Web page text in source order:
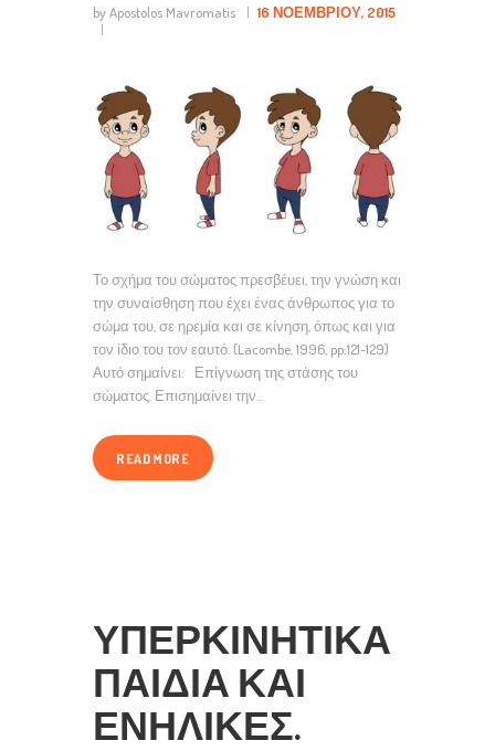
by Apostolos Mavromatis 16 ΝΟΕΜΒΡΊΟΥ, 2015
Το σχήμα του σώματος πρεσβέυει, την γνώση και
την συναίσθηση που έχει ένας άνθρωπος για το
σώμα του, σε ηρεμία και σε κίνηση, όπως και για
τον ίδιο του τον εαυτό. (Lacombe, 1996, pp:121-129)
Αυτό σημαίνει: Επίγνωση της στάσης του
σώματος. Επισημαίνει την…
READ MORE
ΥΠΕΡΚΙΝΗΤΙΚΆ
ΠΑΙΔΙΆ ΚΑΙ
ΕΝΉΛΙΚΕΣ.